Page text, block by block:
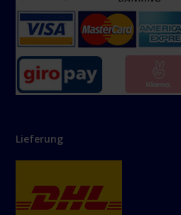
Lieferung